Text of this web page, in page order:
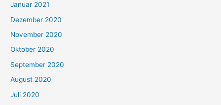
Januar 2021
Dezember 2020
November 2020
Oktober 2020
September 2020
August 2020
Juli 2020